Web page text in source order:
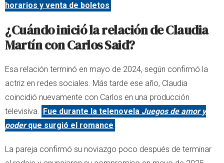
horarios y venta de boletos
¿Cuándo inició la relación de Claudia
Martín con Carlos Said?
Esa relación terminó en mayo de 2024, según confirmó la
actriz en redes sociales. Más tarde ese año, Claudia
coincidió nuevamente con Carlos en una producción
televisiva. Fue durante la telenovela Juegos de amor y
poderque surgió el romance .
La pareja confirmó su noviazgo poco después de terminar